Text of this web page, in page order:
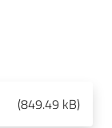
(849.49 kB)